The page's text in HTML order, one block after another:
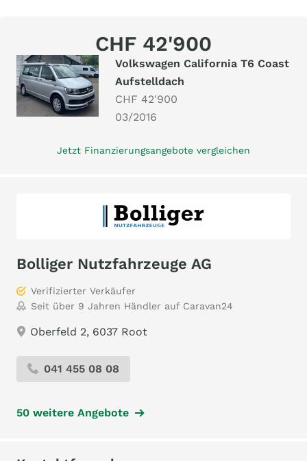
CHF 42'900
Volkswagen California T6 Coast
Aufstelldach
CHF 42'900
03/2016
Jetzt Finanzierungsangebote vergleichen
Bolliger Nutzfahrzeuge AG
Verifizierter Verkäufer
Seit über 9 Jahren Händler auf Caravan24
Oberfeld 2, 6037 Root
041 455 08 08
50 weitere Angebote